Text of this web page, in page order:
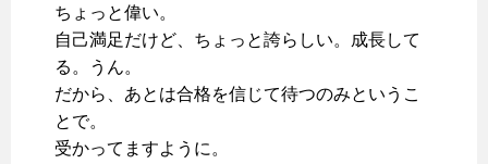
ちょっと偉い。
自己満足だけど、ちょっと誇らしい。成長して
る。うん。
だから、あとは合格を信じて待つのみというこ
とで。
受かってますように。